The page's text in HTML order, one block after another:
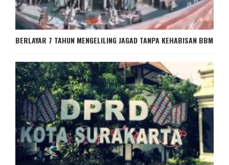
BERLAYAR 7 TAHUN MENGELILING JAGAD TANPA KEHABISAN BBM